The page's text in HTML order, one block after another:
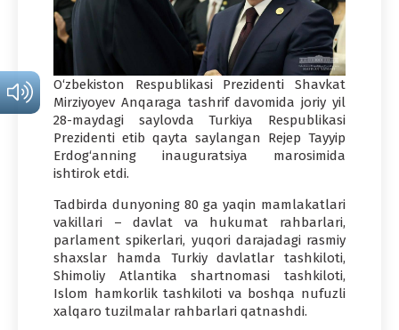
O‘zbekiston Respublikasi Prezidenti Shavkat
Mirziyoyev Anqaraga tashrif davomida joriy yil
28-maydagi saylovda Turkiya Respublikasi
Prezidenti etib qayta saylangan Rejep Tayyip
Erdog‘anning inauguratsiya marosimida
ishtirok etdi.
Tadbirda dunyoning 80 ga yaqin mamlakatlari
vakillari – davlat va hukumat rahbarlari,
parlament spikerlari, yuqori darajadagi rasmiy
shaxslar hamda Turkiy davlatlar tashkiloti,
Shimoliy Atlantika shartnomasi tashkiloti,
Islom hamkorlik tashkiloti va boshqa nufuzli
xalqaro tuzilmalar rahbarlari qatnashdi.